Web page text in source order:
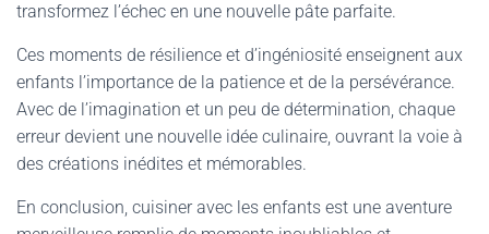
transformez l’échec en une nouvelle pâte parfaite.
Ces moments de résilience et d’ingéniosité enseignent aux
enfants l’importance de la patience et de la persévérance.
Avec de l’imagination et un peu de détermination, chaque
erreur devient une nouvelle idée culinaire, ouvrant la voie à
des créations inédites et mémorables.
En conclusion, cuisiner avec les enfants est une aventure